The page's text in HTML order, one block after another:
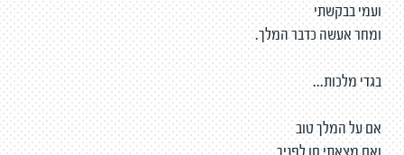
ועמי בבקשתי
ומחר אעשה כדבר המלך.
בגדי מלכות...
אם על המלך טוב